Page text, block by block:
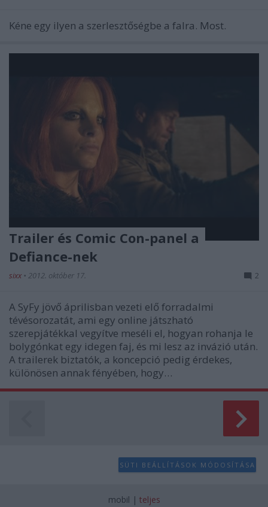
Kéne egy ilyen a szerlesztőségbe a falra. Most.
Trailer és Comic Con-panel a
Defiance-nek
sixx • 2012. október 17. 2
A SyFy jövő áprilisban vezeti elő forradalmi
tévésorozatát, ami egy online játszható
szerepjátékkal vegyítve meséli el, hogyan rohanja le
bolygónkat egy idegen faj, és mi lesz az invázió után.
A trailerek biztatók, a koncepció pedig érdekes,
különösen annak fényében, hogy…
SÜTI BEÁLLÍTÁSOK MÓDOSÍTÁSA
mobil | teljes